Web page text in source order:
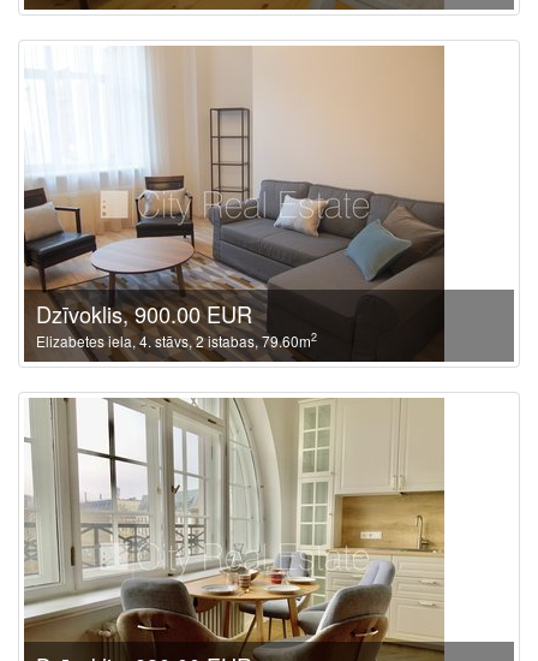
Dzīvoklis, 900.00 EUR
Elizabetes iela, 4. stāvs, 2 istabas, 79.60m2